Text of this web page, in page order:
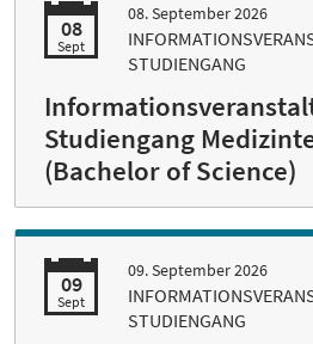
08
Sept
08. September 2026
STUDIENGANG
Studiengang
(Bachelor of Science)
09
Sept
09. September 2026
STUDIENGANG